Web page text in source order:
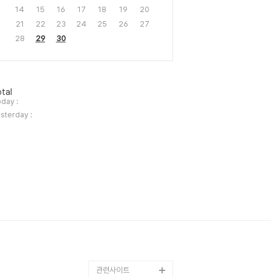
14
15 16 17 18 19
20
21
22 23 24 25 26
27
28
29 30
:
:
관련사이트